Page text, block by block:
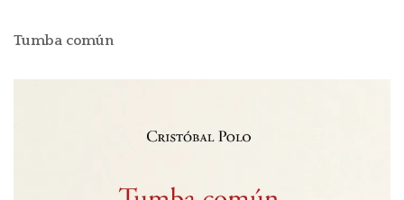
Tumba común